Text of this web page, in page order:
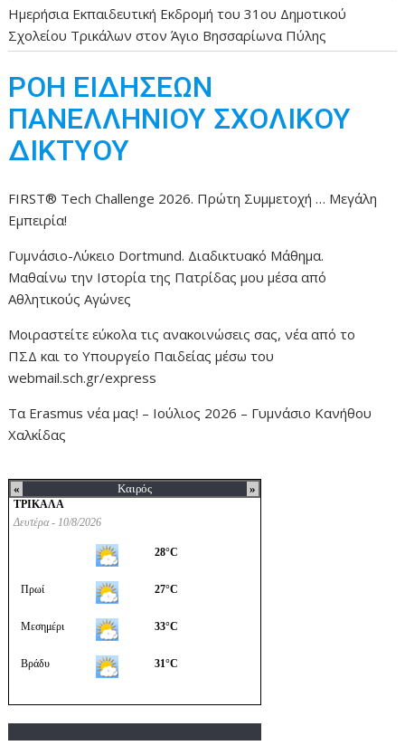
Ημερήσια Εκπαιδευτική Εκδρομή του 31ου Δημοτικού
Σχολείου Τρικάλων στον Άγιο Βησσαρίωνα Πύλης
ΡΟΗ ΕΙΔΗΣΕΩΝ
ΠΑΝΕΛΛΗΝΙΟΥ ΣΧΟΛΙΚΟΥ
ΔΙΚΤΥΟΥ
FIRST® Tech Challenge 2026. Πρώτη Συμμετοχή … Μεγάλη
Εμπειρία!
Γυμνάσιο-Λύκειο Dortmund. Διαδικτυακό Μάθημα.
Μαθαίνω την Ιστορία της Πατρίδας μου μέσα από
Αθλητικούς Αγώνες
Μοιραστείτε εύκολα τις ανακοινώσεις σας, νέα από το
ΠΣΔ και το Υπουργείο Παιδείας μέσω του
webmail.sch.gr/express
Τα Erasmus νέα μας! – Ιούλιος 2026 – Γυμνάσιο Κανήθου
Χαλκίδας